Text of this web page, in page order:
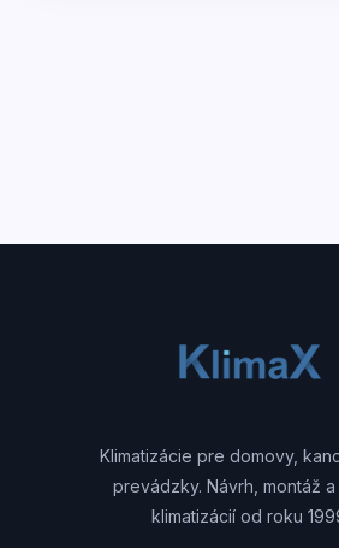
Klimatizácie pre domovy,
prevádzky. Návrh, montáž a
klimatizácií od roku